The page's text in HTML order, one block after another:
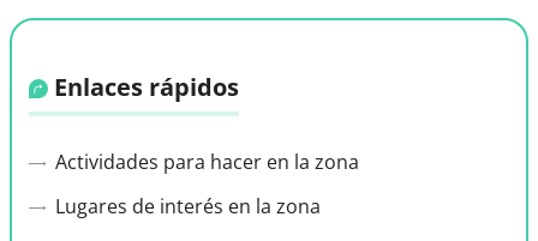
Enlaces rápidos
Actividades para hacer en la zona
Lugares de interés en la zona